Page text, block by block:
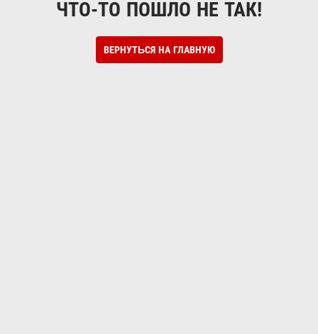
ЧТО-ТО ПОШЛО НЕ ТАК!
ВЕРНУТЬСЯ НА ГЛАВНУЮ